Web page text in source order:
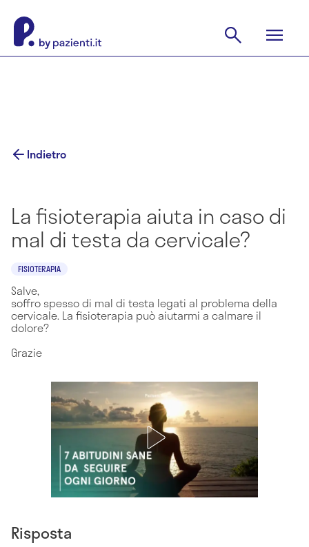
Indietro
La fisioterapia aiuta in caso di
mal di testa da cervicale?
FISIOTERAPIA
Salve,
soffro spesso di mal di testa legati al problema della
cervicale. La fisioterapia può aiutarmi a calmare il
dolore?
Grazie
Risposta